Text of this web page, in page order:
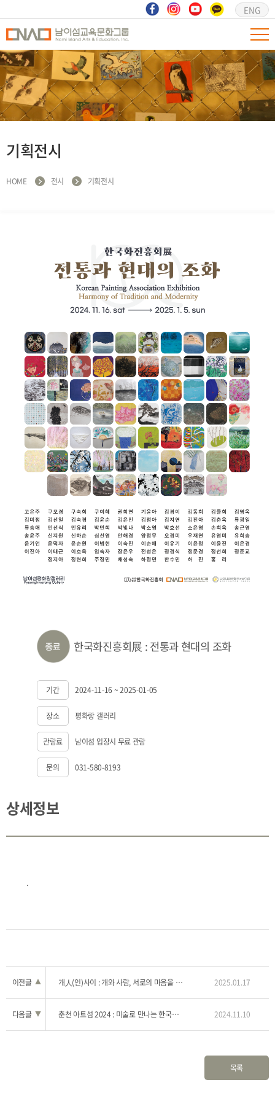
ENG
기획전시
HOME 전시 기획전시
한국화진흥회展 : 전통과 현대의 조화
기간 2024-11-16 ~ 2025-01-05
장소 평화랑 갤러리
관람료 남이섬 입장시 무료 관람
문의 031-580-8193
상세정보
.
이전글 ▲ 개人(인)사이 : 개와 사람, 서로의 마음을 나누다 2025.01.17
다음글 ▼ 춘천 아트섬 2024 : 미술로 만나는 한국과 인도 2024.11.10
목록